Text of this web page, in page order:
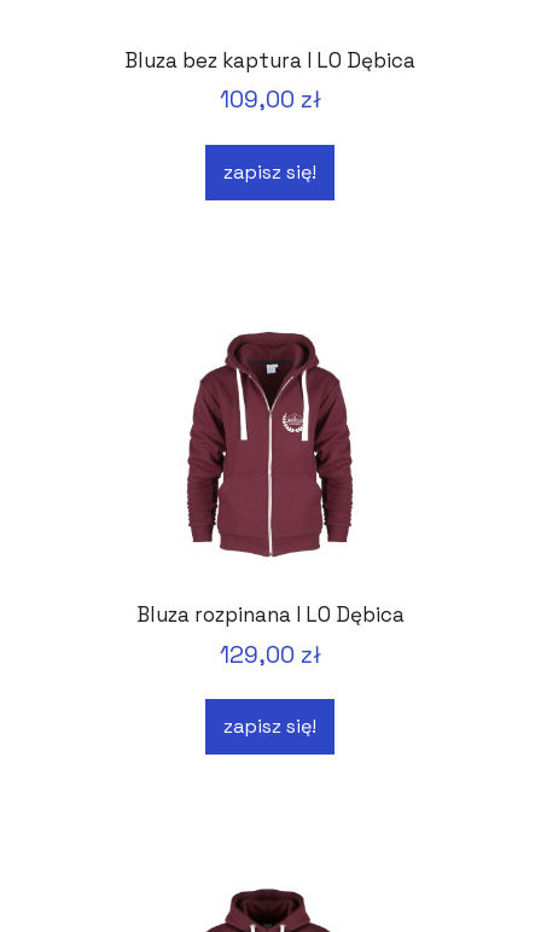
Bluza bez kaptura I LO Dębica
109,00 zł
zapisz się!
Bluza rozpinana I LO Dębica
129,00 zł
zapisz się!